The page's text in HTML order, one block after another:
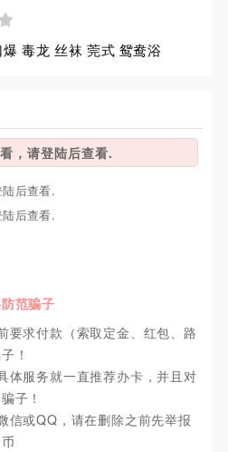
毒龙 丝袜 莞式 鸳鸯浴
，请登陆后查看.
后查看.
后查看.
范骗子
要求付款（索取定金、红包、路
！
体服务就一直推荐办卡，并且对
子！
信或QQ，请在删除之前先举报